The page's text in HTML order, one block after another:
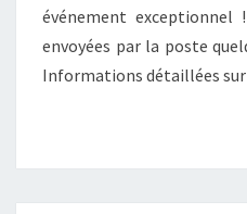
événement exceptionnel
envoyées par la poste
Informations détaillées